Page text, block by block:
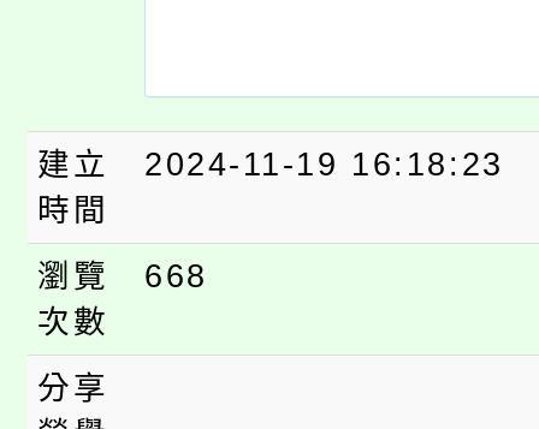
建立
時間
2024-11-19 16:18:23
瀏覽
次數
668
分享